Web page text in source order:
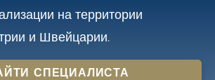
на территории
и Швейцарии.
СПЕЦИАЛИСТА